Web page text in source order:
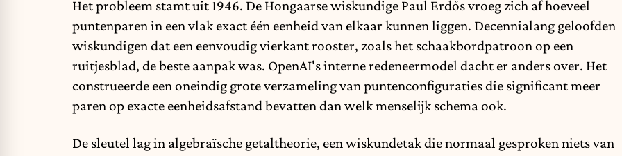
Het probleem stamt uit 1946. De Hongaarse wiskundige Paul Erdős vroeg zich af hoeveel
puntenparen in een vlak exact één eenheid van elkaar kunnen liggen. Decennialang geloofden
wiskundigen dat een eenvoudig vierkant rooster, zoals het schaakbordpatroon op een
ruitjesblad, de beste aanpak was. OpenAI's interne redeneermodel dacht er anders over. Het
construeerde een oneindig grote verzameling van puntenconfiguraties die significant meer
paren op exacte eenheidsafstand bevatten dan welk menselijk schema ook.
De sleutel lag in algebraïsche getaltheorie, een wiskundetak die normaal gesproken niets van